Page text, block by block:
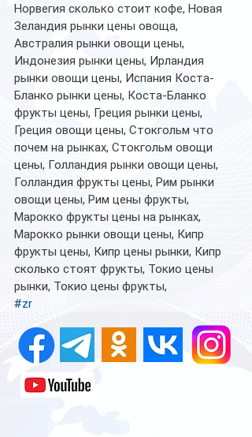
Норвегия сколько стоит кофе, Новая
Зеландия рынки цены овоща,
Австралия рынки овощи цены,
Индонезия рынки цены, Ирландия
рынки овощи цены, Испания Коста-
Бланко рынки цены, Коста-Бланко
фрукты цены, Греция рынки цены,
Греция овощи цены, Стокгольм что
почем на рынках, Стокгольм овощи
цены, Голландия рынки овощи цены,
Голландия фрукты цены, Рим рынки
овощи цены, Рим цены фрукты,
Марокко фрукты цены на рынках,
Марокко рынки овощи цены, Кипр
фрукты цены, Кипр цены рынки, Кипр
сколько стоят фрукты, Токио цены
рынки, Токио цены фрукты,
#zr